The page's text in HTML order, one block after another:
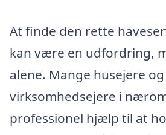
At finde den rette
kan være en udfordring,
alene. Mange husejere og
virksomhedsejere i
professionel hjælp til at